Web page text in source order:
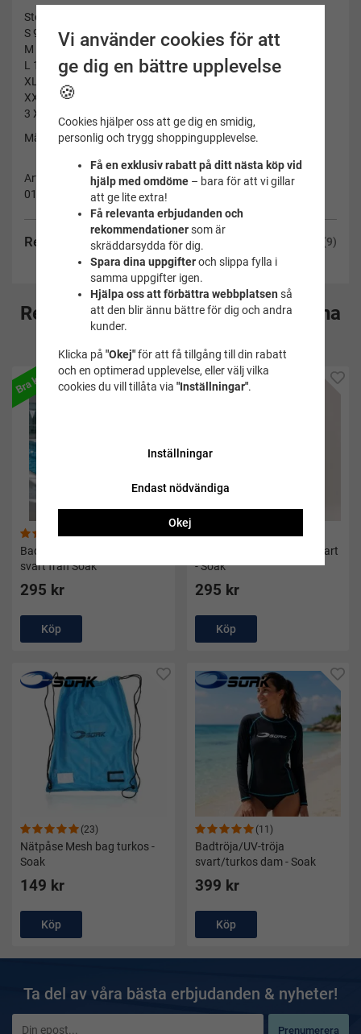
Recensioner (9)
Storlek bröst
S 94 cm
M 98 cm
L 103 cm
XL 109 cm
XXL 115 cm
3 XL 121 cm
Märke: Soak
Artikelnummer:
01-550-S
Rekommenderade tillbehör till denna
Badbyxor classic jammer 45
svart från Soak
Bra köp
295 kr
Köp
Badbyxor classic boxer svart
- Soak
Bra köp
295 kr
Köp
(23)
Nätpåse Mesh bag turkos -
Soak
149 kr
Köp
(11)
Badtröja/UV-tröja
svart/turkos dam - Soak
399 kr
Köp
Ta del av våra bästa erbjudanden & nyheter!
Prenumerera
Vi använder cookies för att
ge dig en bättre upplevelse
🍪
Cookies hjälper oss att ge dig en smidig,
personlig och trygg shoppingupplevelse.
Få en exklusiv rabatt på ditt nästa köp vid
hjälp med omdöme– bara för att vi gillar
att ge lite extra!
Få relevanta erbjudanden och
rekommendationersom är
skräddarsydda för dig.
Spara dina uppgifteroch slippa fylla i
samma uppgifter igen.
Hjälpa oss att förbättra webbplatsen så
att den blir ännu bättre för dig och andra
kunder.
Klicka på "Okej"för att få tillgång till din rabatt
och en optimerad upplevelse, eller välj vilka
cookies du vill tillåta via "Inställningar".
Inställningar
Endast nödvändiga
Okej